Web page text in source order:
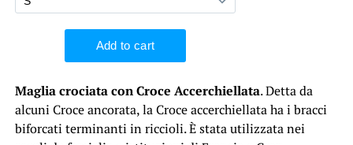
Maglia crociata con Croce Accerchiellata. Detta da
alcuni Croce ancorata, la Croce accerchiellata ha i bracci
biforcati terminanti in riccioli. È stata utilizzata nei